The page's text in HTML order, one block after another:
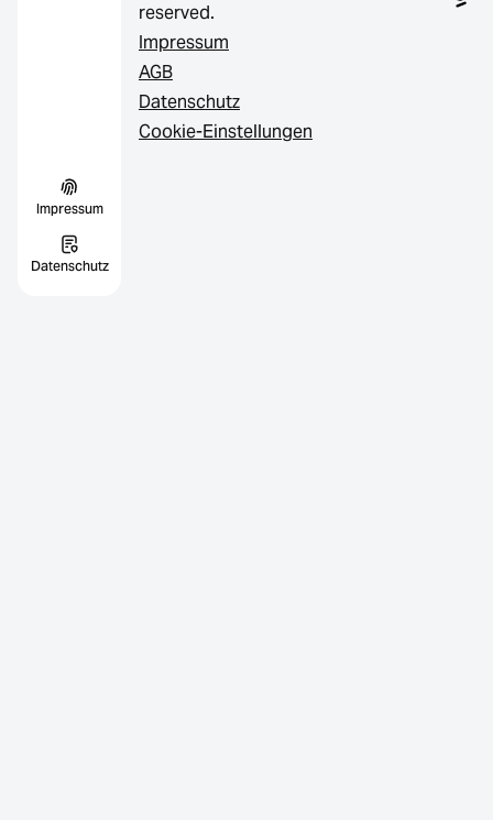
Impressum
Datenschutz
reserved.
Impressum
AGB
Datenschutz
Cookie-Einstellungen